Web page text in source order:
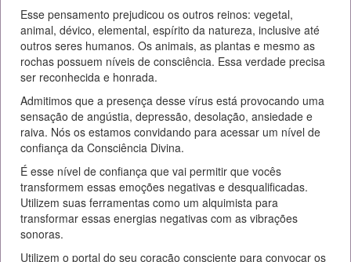
Esse pensamento prejudicou os outros reinos: vegetal,
animal, dévico, elemental, espírito da natureza, inclusive até
outros seres humanos. Os animais, as plantas e mesmo as
rochas possuem níveis de consciência. Essa verdade precisa
ser reconhecida e honrada.
Admitimos que a presença desse vírus está provocando uma
sensação de angústia, depressão, desolação, ansiedade e
raiva. Nós os estamos convidando para acessar um nível de
confiança da Consciência Divina.
É esse nível de confiança que vai permitir que vocês
transformem essas emoções negativas e desqualificadas.
Utilizem suas ferramentas como um alquimista para
transformar essas energias negativas com as vibrações
sonoras.
Utilizem o portal do seu coração consciente para convocar os